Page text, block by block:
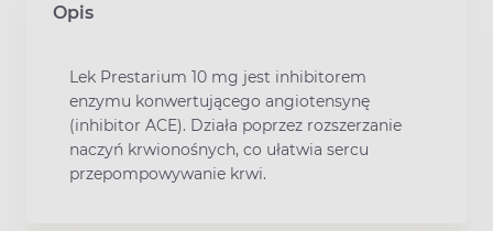
Opis
Lek Prestarium 10 mg jest inhibitorem
enzymu konwertującego angiotensynę
(inhibitor ACE). Działa poprzez rozszerzanie
naczyń krwionośnych, co ułatwia sercu
przepompowywanie krwi.